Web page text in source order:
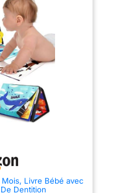
transport Pour les enfants de 6
mois à 3 ans Le livre interactif
comptines contient les rimes
préférées de bébé. Bébé écoute
l’histoire en tournant les pages
ou bien il peut appuyer sur un
des trois boutons allumés pour
apprendre les lettres, les
nombres et ses premiers mots.
La poignée est idéale pour
transporter le jeu n’importe où.
Livre Bébé avec
Dentition